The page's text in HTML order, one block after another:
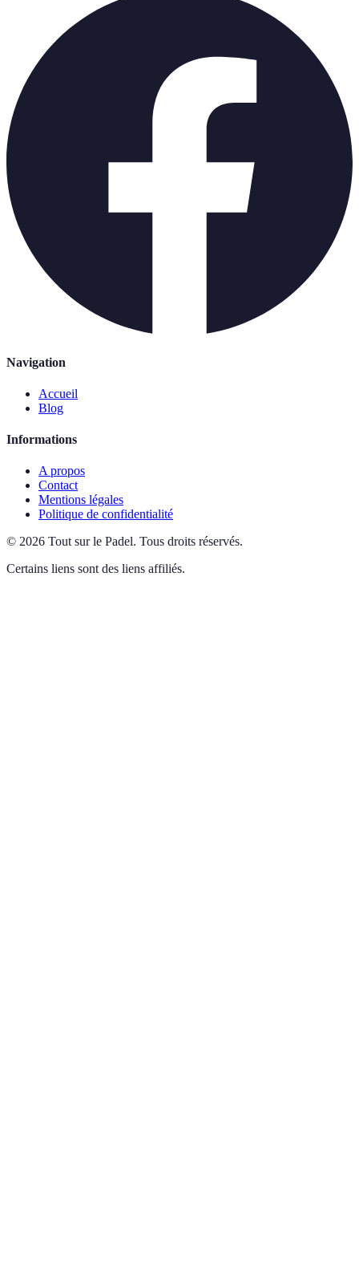
Navigation
Accueil
Blog
Informations
A propos
Contact
Mentions légales
Politique de confidentialité
© 2026 Tout sur le Padel. Tous droits réservés.
Certains liens sont des liens affiliés.